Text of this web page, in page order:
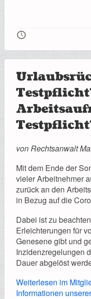
🕔
von Rechtsanwalt
Mit dem Ende der
vieler Arbeitnehmer
zurück an den
in Bezug auf die
Dabei ist zu
Erleichterungen für
Genesene gibt und
Inzidenzregelungen
Dauer abgelöst
Weiterlesen im
Informationen